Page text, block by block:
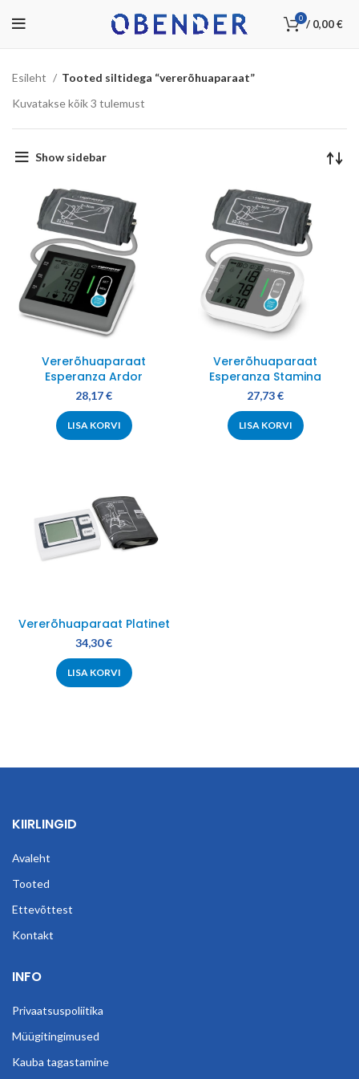
0 / 0,00€
Esileht
Tooted siltidega “vererõhuaparaat”
Kuvatakse kõik 3 tulemust
Show sidebar
Vererõhuaparaat
Esperanza Ardor
28,17€
LISA KORVI
Vererõhuaparaat
Esperanza Stamina
27,73€
LISA KORVI
Vererõhuaparaat Platinet
34,30€
LISA KORVI
KIIRLINGID
Avaleht
Tooted
Ettevõttest
Kontakt
INFO
Privaatsuspoliitika
Müügitingimused
Kauba tagastamine